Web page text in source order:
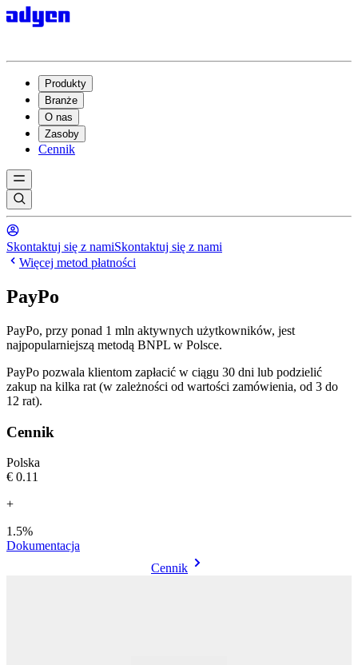
Produkty
Branże
O nas
Zasoby
Cennik
Skontaktuj się z namiSkontaktuj się z nami
Więcej metod płatności
PayPo
PayPo, przy ponad 1 mln aktywnych użytkowników, jest
najpopularniejszą metodą BNPL w Polsce.
PayPo pozwala klientom zapłacić w ciągu 30 dni lub podzielić
zakup na kilka rat (w zależności od wartości zamówienia, od 3 do
12 rat).
Cennik
Polska
€0.11
+
1.5%
Dokumentacja
Cennik